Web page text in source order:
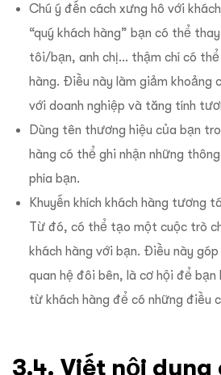
Chú ý đến cách xưng hô với
“quý khách hàng” bạn có thể
tôi/bạn, anh chị… thậm chí có thể
hàng. Điều này làm giảm khoảng
với doanh nghiệp và tăng tính
Dùng tên thương hiệu của bạn
hàng có thể ghi nhận những
phía bạn.
Khuyến khích khách hàng tương
Từ đó, có thể tạo một cuộc trò
khách hàng với bạn. Điều này
quan hệ đôi bên, là cơ hội để
từ khách hàng để có những điều
3.4. Viết nội